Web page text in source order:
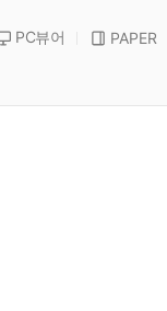
PC뷰어 PAPER